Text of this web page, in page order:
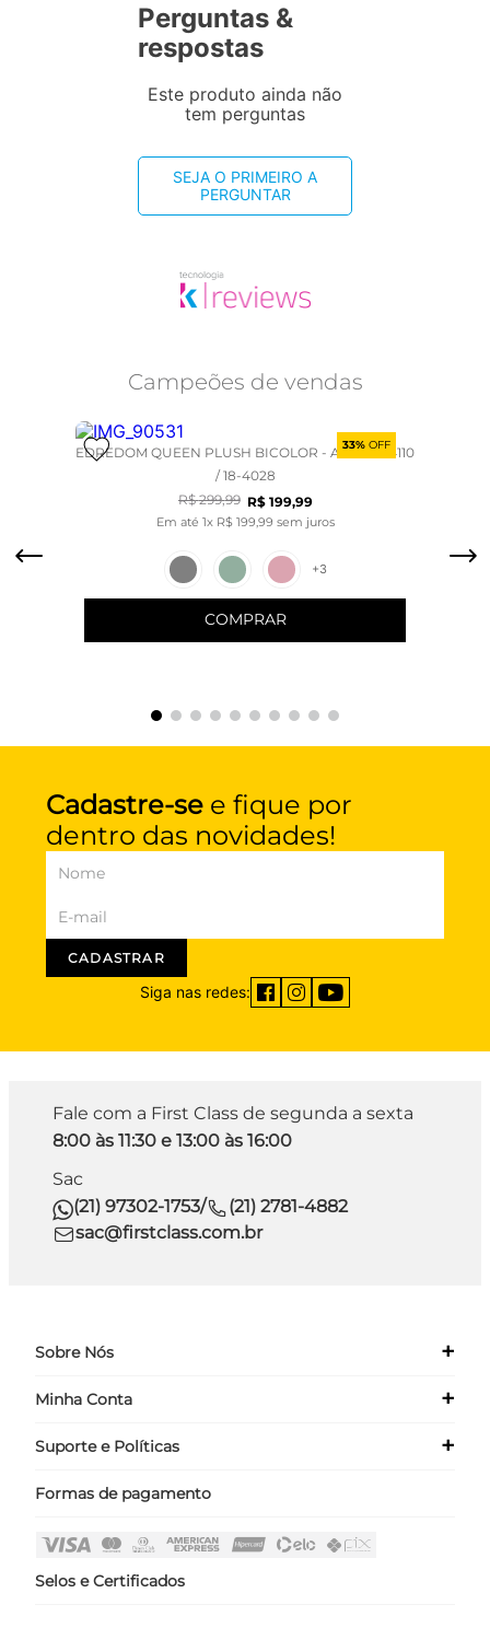
Perguntas &
respostas
Este produto ainda não
tem perguntas
SEJA O PRIMEIRO A
PERGUNTAR
Campeões de vendas
33% OFF
EDREDOM QUEEN PLUSH BICOLOR - AZUL 19-4110
/ 18-4028
R$ 299,99 R$ 199,99
Em até 1x R$ 199 99 sem juros
+3
COMPRAR
Cadastre-se e fique por
dentro das novidades!
CADASTRAR
Siga nas redes:
Fale com a First Class de segunda a sexta
8:00 às 11:30 e 13:00 às 16:00
Sac
(21) 97302-1753/
(21) 2781-4882
sac@firstclass.com.br
Sobre Nós +
Quem Somos
Minha Conta +
Meus Dados
Suporte e Políticas +
Políticas
Fale Conosco
Formas de pagamento
Selos e Certificados